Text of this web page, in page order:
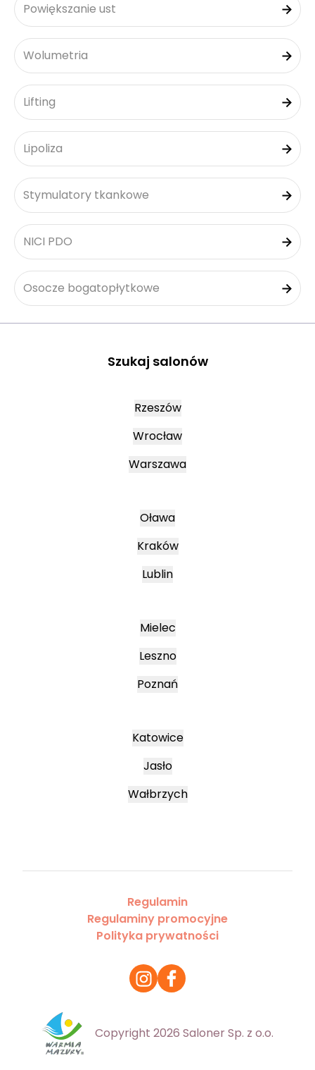
Powiększanie ust
Wolumetria
Lifting
Lipoliza
Stymulatory tkankowe
NICI PDO
Osocze bogatopłytkowe
Szukaj salonów
Rzeszów
Wrocław
Warszawa
Oława
Kraków
Lublin
Mielec
Leszno
Poznań
Katowice
Jasło
Wałbrzych
Regulamin
Regulaminy promocyjne
Polityka prywatności
Copyright 2026 Saloner Sp. z o.o.